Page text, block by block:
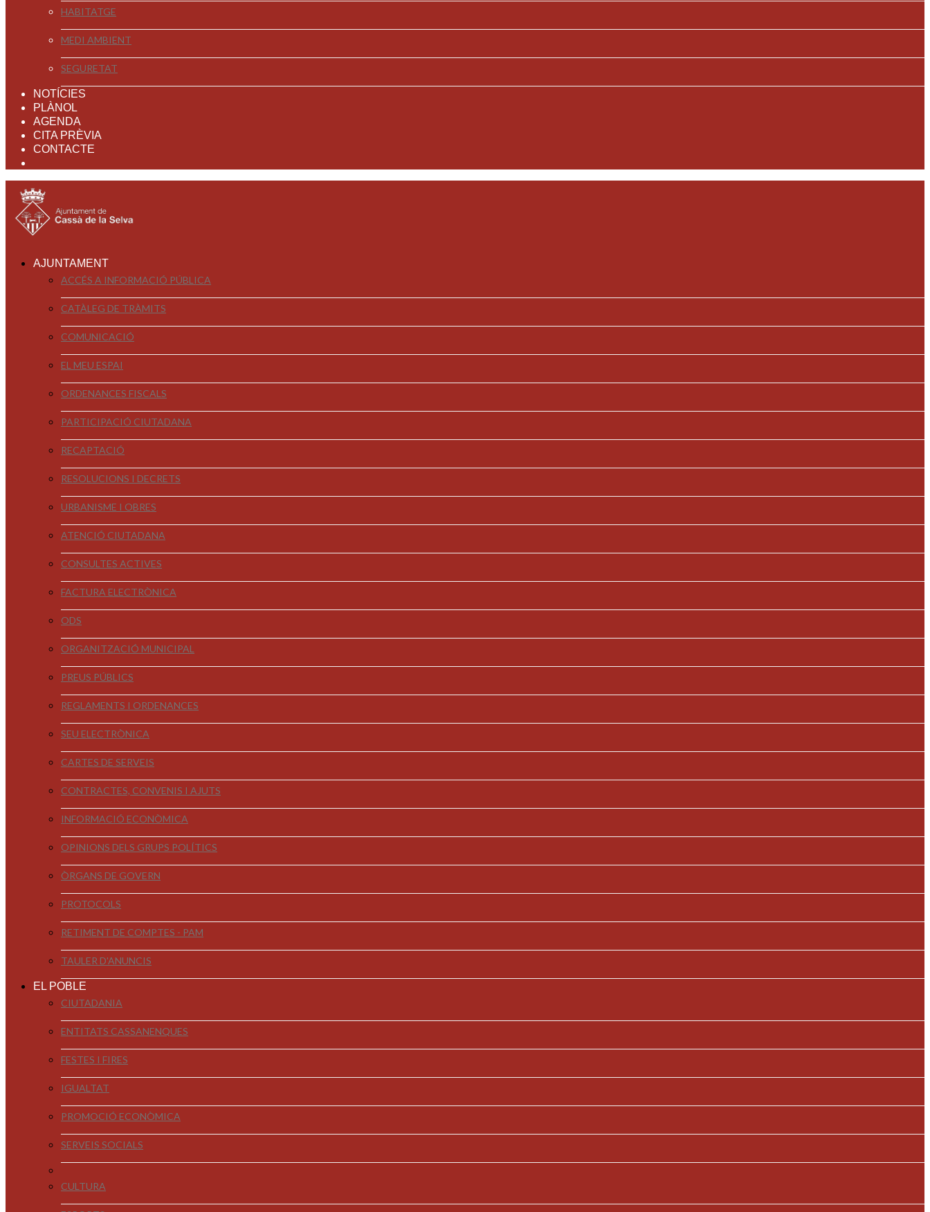
HABITATGE
MEDI AMBIENT
SEGURETAT
NOTÍCIES
PLÀNOL
AGENDA
CITA PRÈVIA
CONTACTE
AJUNTAMENT
ACCÉS A INFORMACIÓ PÚBLICA
CATÀLEG DE TRÀMITS
COMUNICACIÓ
EL MEU ESPAI
ORDENANCES FISCALS
PARTICIPACIÓ CIUTADANA
RECAPTACIÓ
RESOLUCIONS I DECRETS
URBANISME I OBRES
ATENCIÓ CIUTADANA
CONSULTES ACTIVES
FACTURA ELECTRÒNICA
ODS
ORGANITZACIÓ MUNICIPAL
PREUS PÚBLICS
REGLAMENTS I ORDENANCES
SEU ELECTRÒNICA
CARTES DE SERVEIS
CONTRACTES, CONVENIS I AJUTS
INFORMACIÓ ECONÒMICA
OPINIONS DELS GRUPS POLÍTICS
ÒRGANS DE GOVERN
PROTOCOLS
RETIMENT DE COMPTES - PAM
TAULER D'ANUNCIS
EL POBLE
CIUTADANIA
ENTITATS CASSANENQUES
FESTES I FIRES
IGUALTAT
PROMOCIÓ ECONÒMICA
SERVEIS SOCIALS
CULTURA